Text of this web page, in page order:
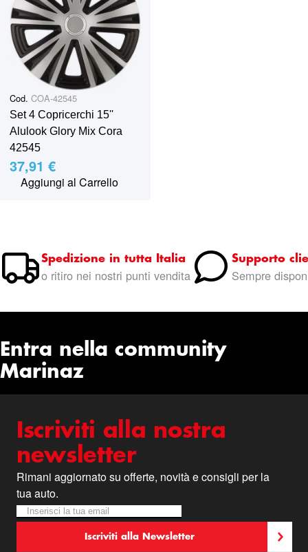
Cod. COA-42545
Set 4 Copricerchi 15''
Alulook Glory Mix Cora
42545
37,91 €
Aggiungi al Carrello
Spedizione in tutta Italia
o ritiro nei nostri punti vendita
Supporto
Sempre
Entra nella community
Marinaz
Iscriviti alla nostra
newsletter
Rimani aggiornato su offerte, novità e consigli per la
tua auto.
Newsletter
Iscriviti alla nostra Newsletter:
Iscriviti alla Newsletter